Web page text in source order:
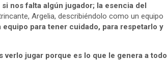
si nos falta algún jugador; la esencia del
Argelia, describiéndolo como un equipo
equipo para tener cuidado, para respetarlo y
verlo jugar porque es lo que le genera a todo